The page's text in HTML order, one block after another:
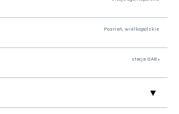
Poznań, wielkopolskie
stacja DAB+